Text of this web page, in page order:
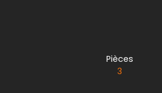
Pièces
3